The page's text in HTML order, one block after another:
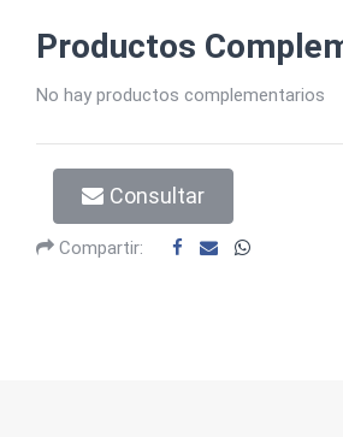
Productos
No hay productos complementarios
Consultar
Compartir: